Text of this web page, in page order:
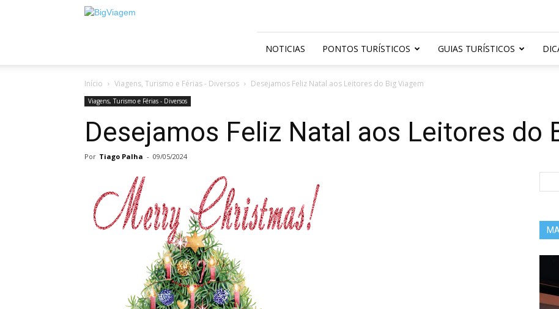
BigViagem
NOTICIAS PONTOS TURÍSTICOS GUIAS TURÍSTICOS
Início Viagens, Turismo e Férias - Diversos Desejamos Feliz Natal aos Leitores do Big Viagem
Viagens, Turismo e Férias - Diversos
Desejamos Feliz Natal aos Leitores do
Por Tiago Palha - 09/05/2024